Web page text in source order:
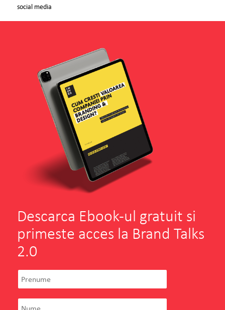
social media
Descarca Ebook-ul gratuit si
primeste acces la Brand Talks
2.0